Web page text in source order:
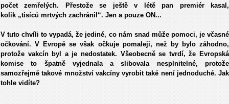
počet zemřelých. Přestože se ještě v létě pan premiér kasal,
kolik „tisíců mrtvých zachránil“. Jen a pouze ON...
V tuto chvíli to vypadá, že jediné, co nám snad může pomoci, je včasné
očkování. V Evropě se však očkuje pomaleji, než by bylo záhodno,
protože vakcín byl a je nedostatek. Všeobecně se tvrdí, že Evropská
komise to špatně vyjednala a slibovala nesplnitelné, protože
samozřejmě takové množství vakcíny vyrobit také není jednoduché. Jak
tohle vidíte?